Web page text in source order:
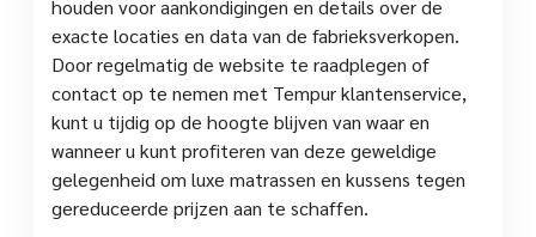
houden voor aankondigingen en details over de
exacte locaties en data van de fabrieksverkopen.
Door regelmatig de website te raadplegen of
contact op te nemen met Tempur klantenservice,
kunt u tijdig op de hoogte blijven van waar en
wanneer u kunt profiteren van deze geweldige
gelegenheid om luxe matrassen en kussens tegen
gereduceerde prijzen aan te schaffen.